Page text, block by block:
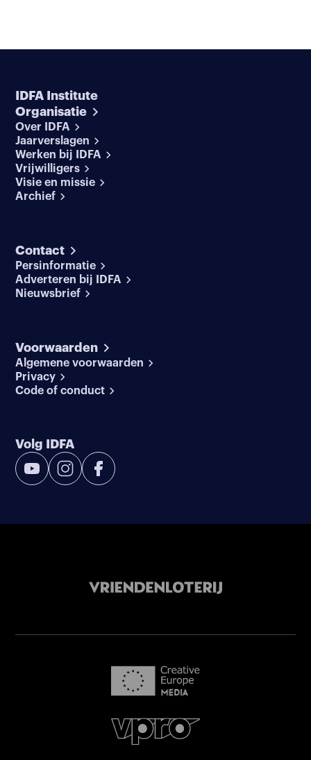
IDFA Institute
Organisatie
Over IDFA
Jaarverslagen
Werken bij IDFA
Vrijwilligers
Visie en missie
Archief
Contact
Persinformatie
Adverteren bij IDFA
Nieuwsbrief
Voorwaarden
Algemene voorwaarden
Privacy
Code of conduct
Volg IDFA